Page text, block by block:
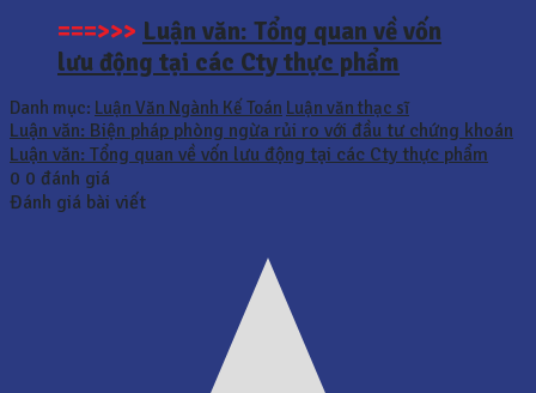
===>>> Luận văn: Tổng quan về vốn
lưu động tại các Cty thực phẩm
Danh mục: Luận Văn Ngành Kế Toán Luận văn thạc sĩ
Luận văn: Biện pháp phòng ngừa rủi ro với đầu tư chứng khoán
Luận văn: Tổng quan về vốn lưu động tại các Cty thực phẩm
0 0 đánh giá
Đánh giá bài viết